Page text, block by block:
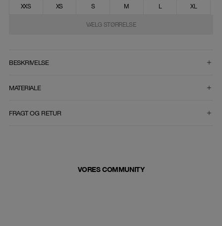
XXS XS S M L XL
VÆLG STØRRELSE
BESKRIVELSE
MATERIALE
FRAGT OG RETUR
VORES COMMUNITY